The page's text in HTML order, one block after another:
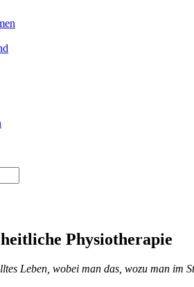
Physiotherapie
Leben, wobei man das, wozu man im